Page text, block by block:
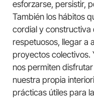
esforzarse, persistir,
También los hábitos
cordial y constructiva
respetuosos, llegar a
proyectos colectivos.
nos permiten
nuestra propia
prácticas útiles para